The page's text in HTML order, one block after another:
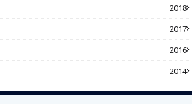
2018
2017
2016
2014